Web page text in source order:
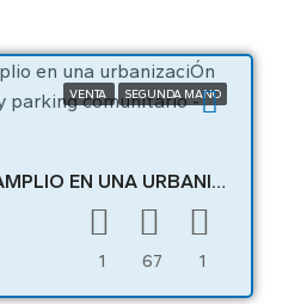
VENTA SEGUNDA MANO
APARTAMENTO AMPLIO EN UNA URBANIZACIÓN VALLADA CON PISCINA Y PARKING COMUNITARIO – 05472
1 67 1